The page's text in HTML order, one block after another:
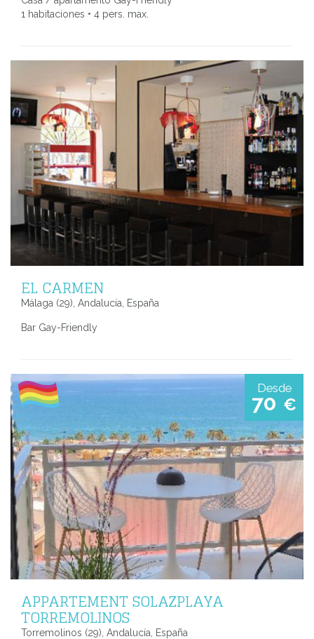
1 habitaciones • 4 pers. max.
EL CARMEN
Málaga (29), Andalucía, España
Bar Gay-Friendly
Desde
70 €
APPARTEMENT SOLAZPLAYA
TORREMOLINOS
Torremolinos (29), Andalucía, España